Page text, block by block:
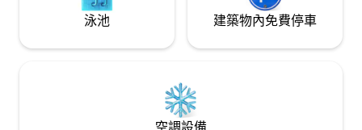
泳池 建築物內免費停車